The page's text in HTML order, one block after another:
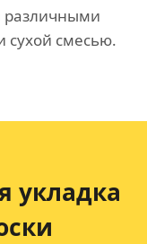
различными
сухой смесью.
укладка